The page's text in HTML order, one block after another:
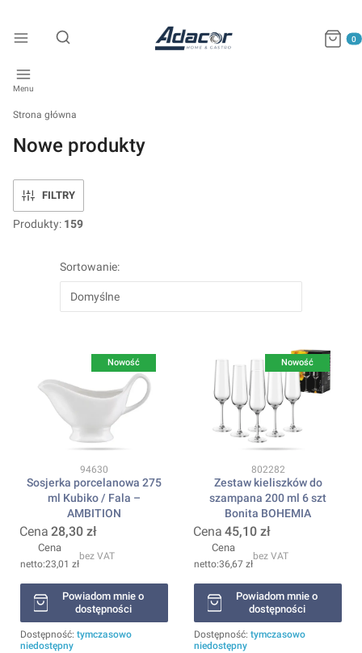
Otwórz wyszukiwarkę
Menu
Strona główna
Nowe produkty
FILTRY
Produkty: 159
Sortowanie:
Domyślne
Nowość
Kod produktu
94630
Sosjerka porcelanowa 275
ml Kubiko / Fala –
AMBITION
Cena 28,30 zł
Cena
23,01 zł
bez VAT
Powiadom mnie o
dostępności
Dostępność: tymczasowo
niedostępny
Nowość
Kod produktu
802282
Zestaw kieliszków do
szampana 200 ml 6 szt
Bonita BOHEMIA
Cena 45,10 zł
Cena
36,67 zł
bez VAT
Powiadom mnie o
dostępności
Dostępność: tymczasowo
niedostępny